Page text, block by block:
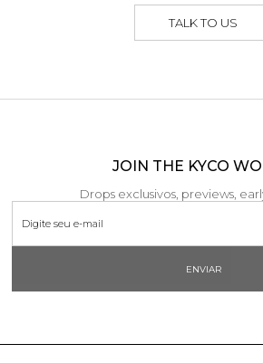
TALK TO US
JOIN THE KYCO
Drops exclusivos, previews,
ENVIAR